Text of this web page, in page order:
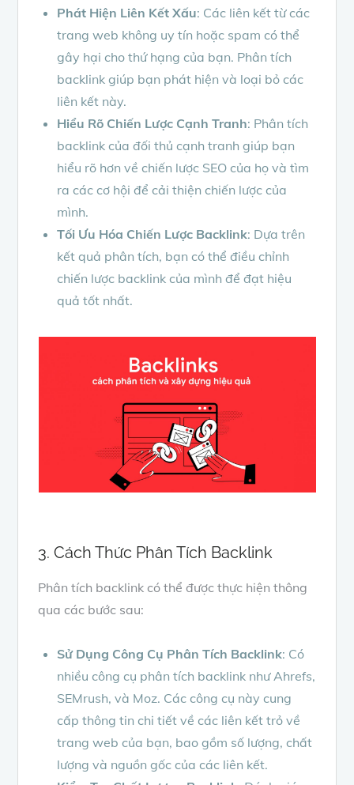
Phát Hiện Liên Kết Xấu: Các liên kết từ các
trang web không uy tín hoặc spam có thể
gây hại cho thứ hạng của bạn. Phân tích
backlink giúp bạn phát hiện và loại bỏ các
liên kết này.
Hiểu Rõ Chiến Lược Cạnh Tranh: Phân tích
backlink của đối thủ cạnh tranh giúp bạn
hiểu rõ hơn về chiến lược SEO của họ và tìm
ra các cơ hội để cải thiện chiến lược của
mình.
Tối Ưu Hóa Chiến Lược Backlink: Dựa trên
kết quả phân tích, bạn có thể điều chỉnh
chiến lược backlink của mình để đạt hiệu
quả tốt nhất.
3. Cách Thức Phân Tích Backlink
Phân tích backlink có thể được thực hiện thông
qua các bước sau:
Sử Dụng Công Cụ Phân Tích Backlink: Có
nhiều công cụ phân tích backlink như Ahrefs,
SEMrush, và Moz. Các công cụ này cung
cấp thông tin chi tiết về các liên kết trỏ về
trang web của bạn, bao gồm số lượng, chất
lượng và nguồn gốc của các liên kết.